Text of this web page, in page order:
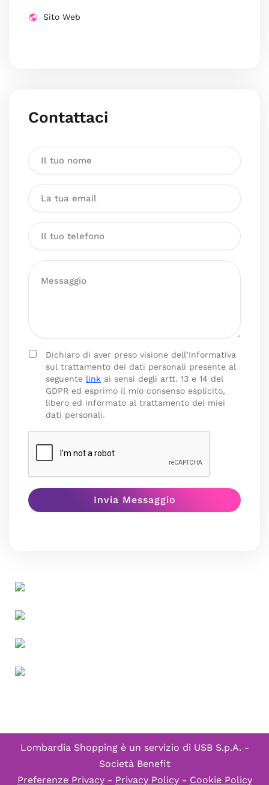
Sito Web
Contattaci
Dichiaro di aver preso visione dell’Informativa
sul trattamento dei dati personali presente al
seguente link ai sensi degli artt. 13 e 14 del
GDPR ed esprimo il mio consenso esplicito,
libero ed informato al trattamento dei miei
dati personali.
Lombardia Shopping è un servizio di USB S.p.A. -
Società Benefit
Preferenze Privacy- Privacy Policy- Cookie Policy